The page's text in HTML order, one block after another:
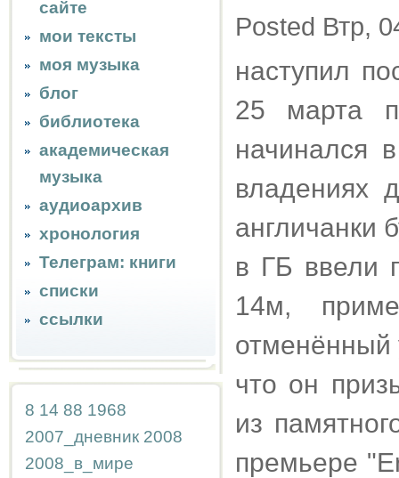
сайте
мои тексты
моя музыка
блог
библиотека
академическая
музыка
аудиоархив
хронология
Телеграм: книги
списки
ссылки
8 14 88 1968
2007_дневник 2008
2008_в_мире
Posted Втр,
наступил
25 марта
начинался
владениях
англичанки
в ГБ ввели
14м,
отменённый
что он
из
премьере